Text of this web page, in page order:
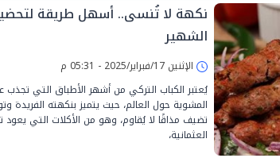
نكهة لا تُنسى.. أسهل طريقة
الشهير
الإثنين 17/فبراير/2025 - 05:31 م
يُعتبر الكباب التركي من أشهر الأطباق التي تجذب
المشوية حول العالم، حيث يتميز بنكهته الفريدة
تضيف مذاقًا لا يُقاوم، وهو من الأكلات التي يعود
العثمانية،